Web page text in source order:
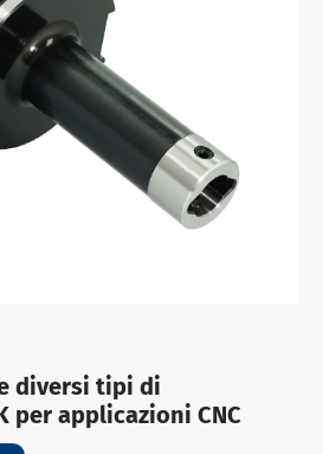
diversi tipi di
per applicazioni CNC